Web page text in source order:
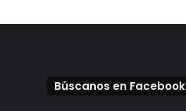
Búscanos en Facebook